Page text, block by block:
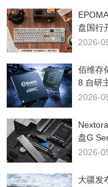
盘国行
起
2026-
佰维存
8 自研
2026-
盘G
2026-
大疆发